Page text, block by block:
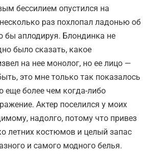
бессилием опустился на
раз похлопал ладонью об
бы аплодируя. Блондинка не
было сказать, какое
на нее монолог, но ее лицо —
это мне только так показалось
еще более чем когда-либо
Актер поселился у моих
надолго, потому что привез
летних костюмов и целый запас
и самого модного белья.